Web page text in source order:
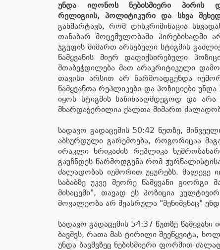
უნდა იღონოს ნებისმიერი პირის
რელიგიის, პოლიტიკური და სხვა
განმარტავს, რომ დისკრიმინაცია
თანაბარ მოცემულობაში პირებისადმი
ჯგუფის მიმართ არსებული სტიგმის
წამყვანის მიერ დაფიქსირებული
შთაბეჭდილება მათ არაკრიტიკული
თავისი არსით არ წარმოადგენდა
წამყვანთა რეპლიკები და პოზიციები
იყოს სტიგმის საწინააღმდეგოდ და
მხარდაჭერილია ქალთა მიმართ
სადავო გადაცემის 50:42 წუთზე,
აბსურდული გარემოება, როგორიცაა
ირაკლი ხრიკაძის რეპლიკა
გაუჩნდეს წარმოდგენა რომ
ძალადობას იუმორით უყურებს. მალევე
საბაბზე უკვე მეორე წამყვანი გიორგი
მისაცემი", თავად ეს პოზიცია
მოვალეობა არ შეასრულა "შენიშვნაც"
სადავო გადაცემის 54:37 წუთზე
ბავშვს, რათა მას ტირილი შეეწყვიტა,
უნდა ბავშვზეც ნებისმიერი ფორმით